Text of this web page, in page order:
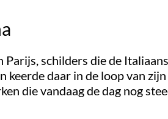
Parijs, schilders die de
keerde daar in de loop van
die vandaag de dag nog